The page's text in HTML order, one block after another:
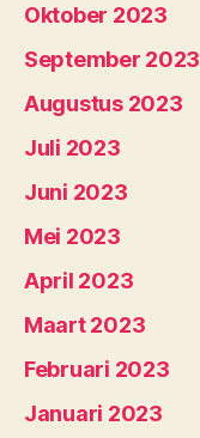
Oktober 2023
September 2023
Augustus 2023
Juli 2023
Juni 2023
Mei 2023
April 2023
Maart 2023
Februari 2023
Januari 2023